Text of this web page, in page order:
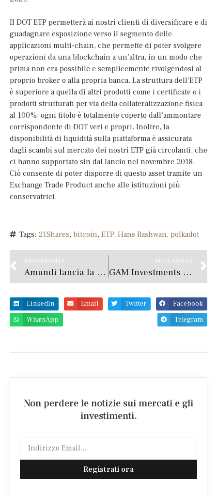
Il DOT ETP permetterà ai nostri clienti di diversificare e di
guadagnare esposizione verso il segmento delle
applicazioni multi-chain, che permette di poter svolgere
operazioni da una blockchain a un’altra, in un modo che
prima non era possibile e semplicemente rivolgendosi al
proprio broker o alla propria banca. La struttura dell’ETP
è superiore a quella di altri prodotti come i certificate o i
prodotti strutturati per via della collateralizzazione fisica
al 100%: ogni titolo è totalmente coperto dall’ammontare
corrispondente di DOT veri e propri. Inoltre, la
disponibilità di liquidità sulla piattaforma è assicurata
dagli scambi sul mercato dei nostri ETP già circolanti, che
ci hanno supportato sin dal lancio nel novembre 2018.
Ciò consente di poter disporre di questo asset tramite un
Exchange Trade Product anche alle istituzioni più
conservatrici.
Tags: 21Shares, bitcoin, ETP, Hans Rashwan, polkadot
PRECEDENTE
Amundi lancia la divisione Amundi OCIO Solutions
SUCCESSIVO
GAM Investments – La Musa dei Mercati
LinkedIn Email Twitter
Facebook
WhatsApp
Telegram
Non perdere le notizie sui mercati e gli
investimenti.
Registrati ora